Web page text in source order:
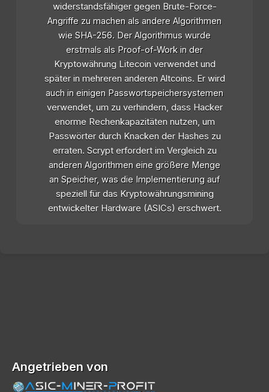
widerstandsfähiger gegen Brute-Force-
Angriffe zu machen als andere Algorithmen
wie SHA-256. Der Algorithmus wurde
erstmals als Proof-of-Work in der
Kryptowährung Litecoin verwendet und
später in mehreren anderen Altcoins. Er wird
auch in einigen Passwortspeichersystemen
verwendet, um zu verhindern, dass Hacker
enorme Rechenkapazitäten nutzen, um
Passwörter durch Knacken der Hashes zu
erraten. Scrypt erfordert im Vergleich zu
anderen Algorithmen eine größere Menge
an Speicher, was die Implementierung auf
speziell für das Kryptowährungsmining
entwickelter Hardware (ASICs) erschwert.
Angetrieben von